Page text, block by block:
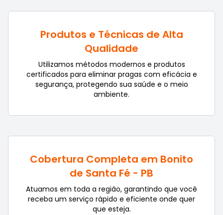
Produtos e Técnicas de Alta
Qualidade
Utilizamos métodos modernos e produtos
certificados para eliminar pragas com eficácia e
segurança, protegendo sua saúde e o meio
ambiente.
Cobertura Completa em Bonito
de Santa Fé - PB
Atuamos em toda a região, garantindo que você
receba um serviço rápido e eficiente onde quer
que esteja.